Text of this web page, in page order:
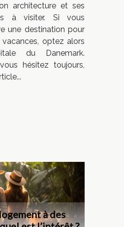
architecture et ses
à visiter. Si vous
une destination pour
optez alors
du Danemark.
hésitez toujours,
à des